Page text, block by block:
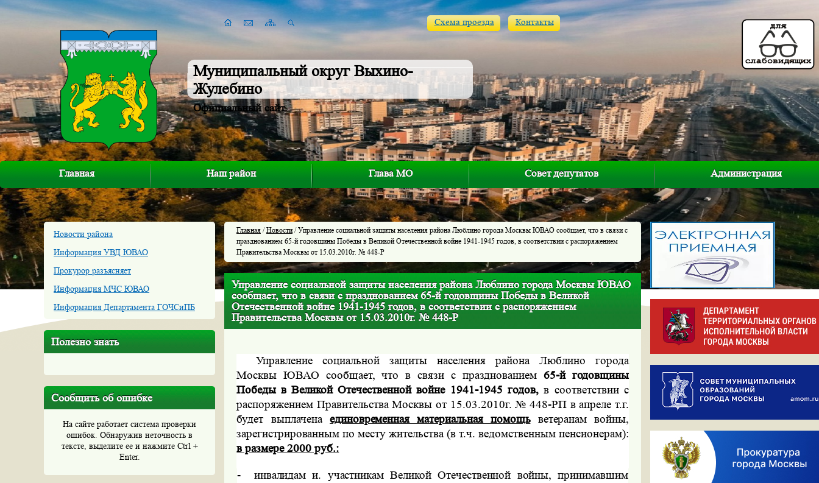
Муниципальный округ Выхино-
Жулебино
Официальный сайт
Схема проезда Контакты
Главная Наш район Глава МО Совет депутатов Администрация
Новости района
Информация УВД ЮВАО
Прокурор разъясняет
Информация МЧС ЮВАО
Информация Департамента ГОЧСиПБ
Полезно знать
Сообщить об ошибке
На сайте работает система проверки
ошибок. Обнаружив неточность в
тексте, выделите ее и нажмите Ctrl +
Enter.
Главная /Новости/ Управление социальной защиты населения района Люблино города Москвы ЮВАО сообщает, что в связи с
празднованием 65-й годовщины Победы в Великой Отечественной войне 1941-1945 годов, в соответствии с распоряжением
Правительства Москвы от 15.03.2010г. № 448-Р
Управление социальной защиты населения района Люблино города Москвы ЮВАО
сообщает, что в связи с празднованием 65-й годовщины Победы в Великой
Отечественной войне 1941-1945 годов, в соответствии с распоряжением
Правительства Москвы от 15.03.2010г. № 448-Р
Управление социальной защиты населения района Люблино города
МосквыЮВАО сообщает, что в связи с празднованием 65-й годовщины
Победы в ВеликойОтечественной войне 1941-1945 годов,в соответствии с
распоряжением Правительства Москвы от 15.03.2010г. № 448-РП в апреле т.г.
будет выплаченаединовременная материальная помощь ветеранам войны,
зарегистрированным по месту жительства (в т.ч. ведомственным пенсионерам):
в размере 2000 руб.:
-
инвалидам и. участникам Великой Отечественной войны, принимавшим